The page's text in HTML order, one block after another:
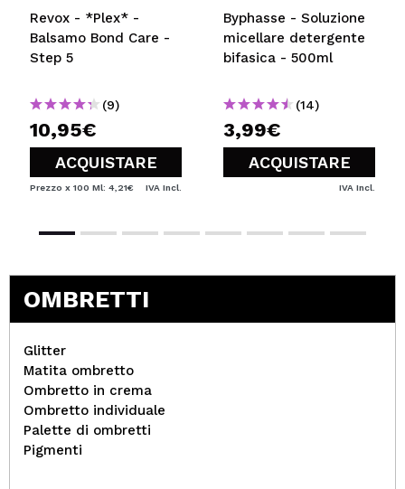
Revox - *Plex* -
Balsamo Bond Care -
Step 5
(9)
10,95€
ACQUISTARE
Prezzo x 100 Ml: 4,21€ IVA Incl.
Byphasse - Soluzione
micellare detergente
bifasica - 500ml
(14)
3,99€
ACQUISTARE
IVA Incl.
OMBRETTI
Glitter
Matita ombretto
Ombretto in crema
Ombretto individuale
Palette di ombretti
Pigmenti